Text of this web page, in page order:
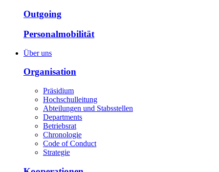
Outgoing
Personalmobilität
Über uns
Organisation
Präsidium
Hochschulleitung
Abteilungen und Stabsstellen
Departments
Betriebsrat
Chronologie
Code of Conduct
Strategie